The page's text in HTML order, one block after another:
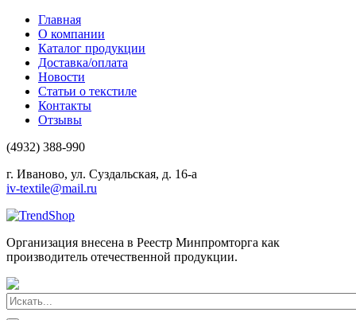
Главная
О компании
Каталог продукции
Доставка/оплата
Новости
Статьи о текстиле
Контакты
Отзывы
(4932) 388-990
г. Иваново, ул. Суздальская, д. 16-а
iv-textile@mail.ru
Организация внесена в Реестр Минпромторга как
производитель отечественной продукции.